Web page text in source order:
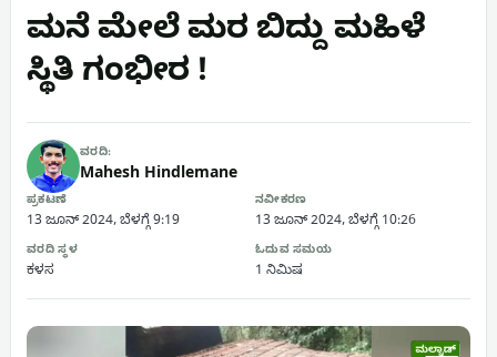
ಮನೆ ಮೇಲೆ ಮರ ಬಿದ್ದು ಮಹಿಳೆ
ಸ್ಥಿತಿ ಗಂಭೀರ !
ವರದಿ:
Mahesh Hindlemane
ಪ್ರಕಟಣೆ
13 ಜೂನ್ 2024, ಬೆಳಗ್ಗೆ 9:19
ನವೀಕರಣ
13 ಜೂನ್ 2024, ಬೆಳಗ್ಗೆ 10:26
ವರದಿ ಸ್ಥಳ
ಕಳಸ
ಓದುವ ಸಮಯ
1 ನಿಮಿಷ